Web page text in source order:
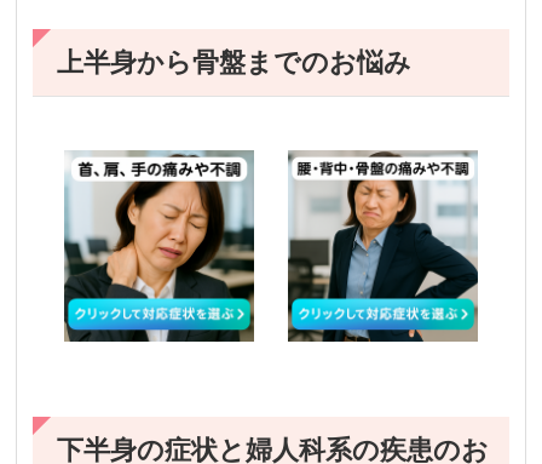
上半身から骨盤までのお悩み
下半身の症状と婦人科系の疾患のお